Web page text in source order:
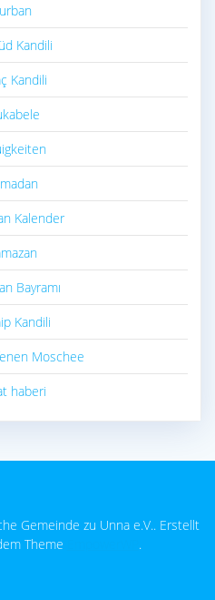
Kandili
Kandili
Kalender
Bayramı
Kandili
Moschee
haberi
Gemeinde zu Unna e.V.. Erstellt
Theme
.